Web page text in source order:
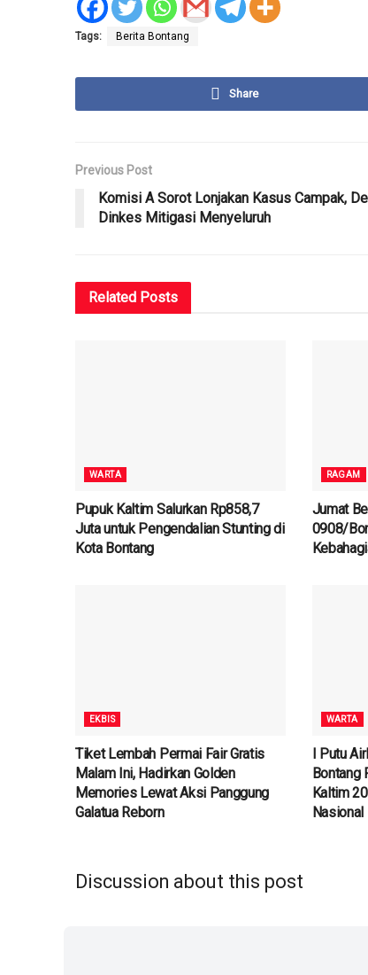
Tags: Berita Bontang
Share
Previous Post
Komisi A Sorot Lonjakan Kasus Campak,
Dinkes Mitigasi Menyeluruh
Related Posts
WARTA
Pupuk Kaltim Salurkan Rp858,7
Juta untuk Pengendalian Stunting di
Kota Bontang
RAGAM
Jumat
0908/
EKBIS
Tiket Lembah Permai Fair Gratis
Malam Ini, Hadirkan Golden
Memories Lewat Aksi Panggung
Galatua Reborn
WARTA
I Putu
Bontang
Kaltim
Nasional
Discussion about this post